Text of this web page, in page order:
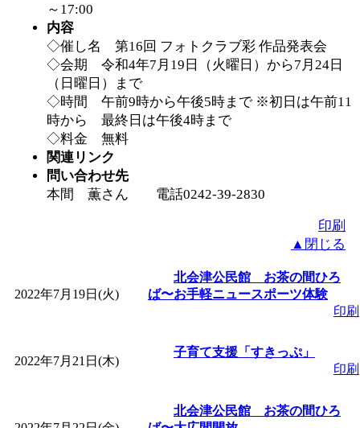
～17:00
内容
◇催し名 第16回 フォトクラブ彩 作品発表会
◇会期 令和4年7月19日（火曜日）から7月24日
（日曜日）まで
◇時間 午前9時から午後5時まで ※初日は午前11
時から 最終日は午後4時まで
◇料金 無料
関連リンク
問い合わせ先
本間 薫さん 電話0242-39-2830
印刷
▲閉じる
2022年7月19日(火)
北会津公民館 お茶の間ひろ
ば〜お手軽ニュースポーツ体験
印刷
2022年7月21日(木)
子育て支援「すきっぷ」
印刷
北会津公民館 お茶の間ひろ